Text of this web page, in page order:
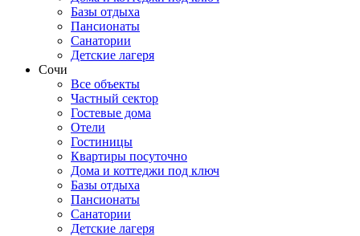
Базы отдыха
Пансионаты
Санатории
Детские лагеря
Сочи
Все объекты
Частный сектор
Гостевые дома
Отели
Гостиницы
Квартиры посуточно
Дома и коттеджи под ключ
Базы отдыха
Пансионаты
Санатории
Детские лагеря